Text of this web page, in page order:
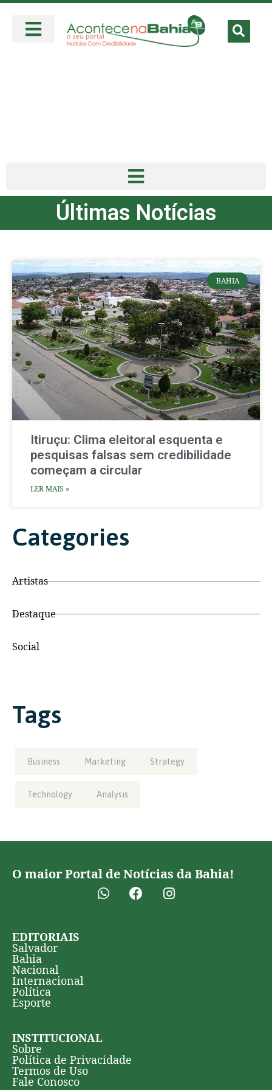
Últimas Notícias
BAHIA
Itiruçu: Clima eleitoral esquenta e
pesquisas falsas sem credibilidade
começam a circular
LER MAIS »
Categories
Artistas
Destaque
Social
Tags
Business Marketing Strategy
Technology Analysis
O maior Portal de Notícias da Bahia!
EDITORIAIS
Salvador
Bahia
Nacional
Internacional
Política
Esporte
INSTITUCIONAL
Sobre
Política de Privacidade
Termos de Uso
Fale Conosco